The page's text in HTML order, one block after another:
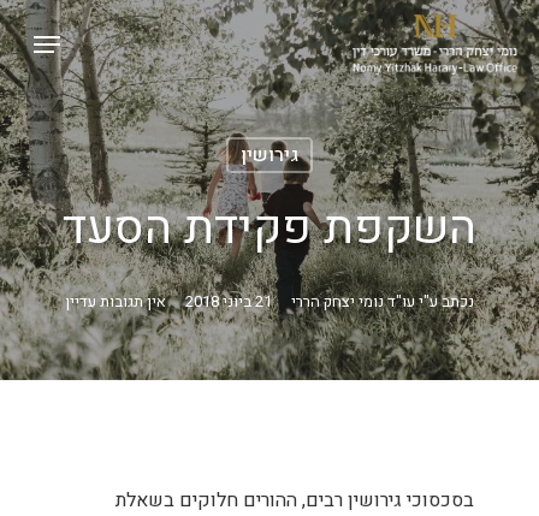
Menu
גירושין
השקפת פקידת הסעד
נכתב ע"יעו"ד נומי יצחק הררי 21 ביוני 2018 אין תגובות עדיין
בסכסוכי גירושין רבים, ההורים חלוקים בשאלת
Close
Menu